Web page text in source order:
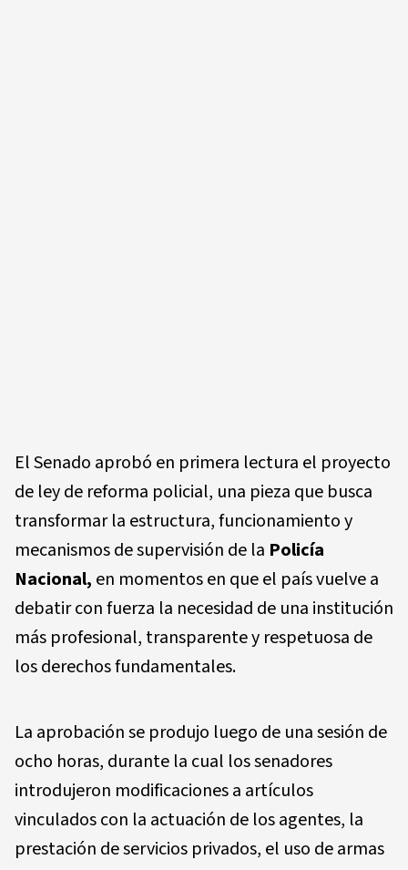
El Senado aprobó en primera lectura el proyecto
de ley de reforma policial, una pieza que busca
transformar la estructura, funcionamiento y
mecanismos de supervisión de la Policía
Nacional, en momentos en que el país vuelve a
debatir con fuerza la necesidad de una institución
más profesional, transparente y respetuosa de
los derechos fundamentales.
La aprobación se produjo luego de una sesión de
ocho horas, durante la cual los senadores
introdujeron modificaciones a artículos
vinculados con la actuación de los agentes, la
prestación de servicios privados, el uso de armas